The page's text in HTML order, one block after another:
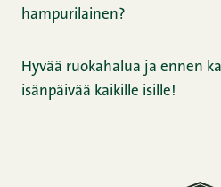
hampurilainen?
Hyvää ruokahalua ja ennen
isänpäivää kaikille isille!